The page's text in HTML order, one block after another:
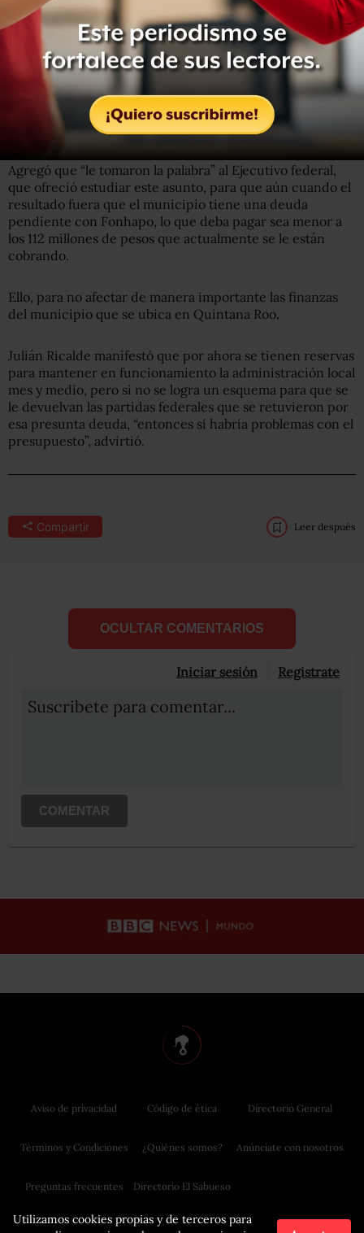
Agregó que “le tomaron la palabra” al Ejecutivo federal,
que ofreció estudiar este asunto, para que aún cuando el
resultado fuera que el municipio tiene una deuda
pendiente con Fonhapo, lo que deba pagar sea menor a
los 112 millones de pesos que actualmente se le están
cobrando.
Ello, para no afectar de manera importante las finanzas
del municipio que se ubica en Quintana Roo.
Julián Ricalde manifestó que por ahora se tienen reservas
para mantener en funcionamiento la administración local
mes y medio, pero si no se logra un esquema para que se
le devuelvan las partidas federales que se retuvieron por
esa presunta deuda, “entonces sí habría problemas con el
presupuesto”, advirtió.
Compartir Leer después
OCULTAR COMENTARIOS
Iniciar sesión Registrate
Suscribete para comentar...
COMENTAR
Utilizamos cookies propias y de terceros para
Aviso de privacidad
Términos y Condiciones
Preguntas frecuentes
Código de ética
¿Quiénes somos?
Directorio El Sabueso
Directorio General
Anúnciate con nosotros